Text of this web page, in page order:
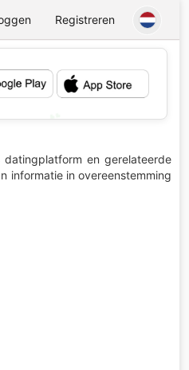
Registreren
en gerelateerde
informatie in overeenstemming